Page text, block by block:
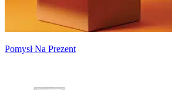
Pomysł Na Prezent